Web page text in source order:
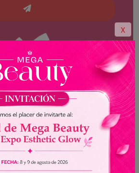
X
Brasil
9053 - (045) 3528-8462
7072 - (045) 3025-7736
3025-7713